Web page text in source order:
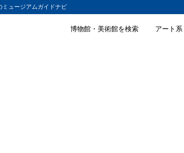
ミュージアムガイドナビ
博物館・美術館を検索 アート
目次